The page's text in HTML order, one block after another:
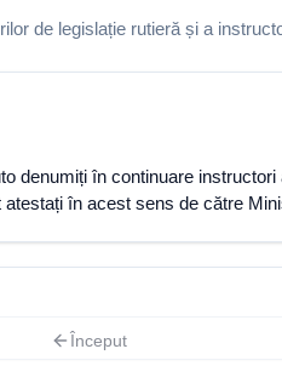
de legislație rutieră și a
denumiți în continuare
în acest sens de către
Început